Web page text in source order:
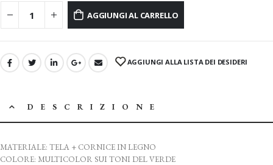
AGGIUNGI AL CARRELLO
AGGIUNGI ALLA LISTA DEI DESIDERI
DESCRIZIONE
MATERIALE: TELA + CORNICE IN LEGNO
COLORE: MULTICOLOR SUI TONI DEL VERDE